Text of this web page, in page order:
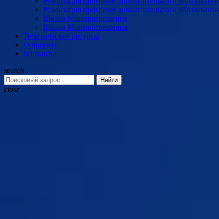
Реализация программ дополнительного
Школа Минпросвещения
Школа Минпросвещения
Тематические ресурсы
О проекте
Контакты
search
Найти
close